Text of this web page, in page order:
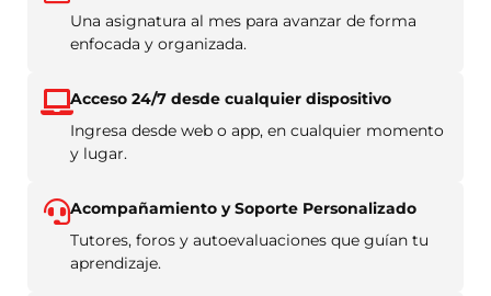
Una asignatura al mes para avanzar de forma
enfocada y organizada.
Acceso 24/7 desde cualquier dispositivo
Ingresa desde web o app, en cualquier momento
y lugar.
Acompañamiento y Soporte Personalizado
Tutores, foros y autoevaluaciones que guían tu
aprendizaje.